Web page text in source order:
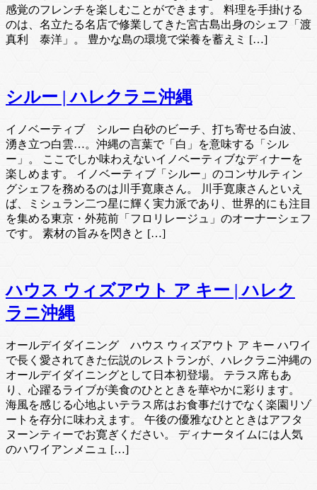
感覚のフレンチを楽しむことができます。 料理を手掛ける
のは、名立たる名店で修業してきた宮古島出身のシェフ「渡
真利 泰洋」。 豊かな島の環境で栄養を蓄えミ […]
シルー | ハレクラニ沖縄
イノベーティブ シルー 白砂のビーチ、打ち寄せる白波、
湧き立つ白雲…。沖縄の言葉で「白」を意味する「シル
ー」。 ここでしか味わえないイノベーティブなディナーを
楽しめます。 イノベーティブ「シルー」のコンサルティン
グシェフを務めるのは川手寛康さん。 川手寛康さんといえ
ば、ミシュラン二つ星に輝く実力派であり、世界的にも注目
を集める東京・外苑前「フロリレージュ」のオーナーシェフ
です。 素材の旨みを閃きと […]
ハウス ウィズアウト ア キー | ハレク
ラニ沖縄
オールデイダイニング ハウス ウィズアウト ア キー ハワイ
で長く愛されてきた伝説のレストランが、ハレクラニ沖縄の
オールデイダイニングとして日本初登場。 テラス席もあ
り、心躍るライブが美食のひとときを華やかに彩ります。
海風を感じる心地よいテラス席はお食事だけでなく楽園リゾ
ートを存分に味わえます。 午後の優雅なひとときはアフタ
ヌーンティーでお寛ぎください。 ディナータイムには人気
のハワイアンメニュ […]